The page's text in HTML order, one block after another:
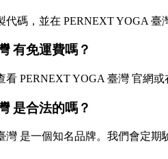
碼，並在 PERNEXT YOGA 臺
有免運費嗎？
PERNEXT YOGA 臺灣 官網或
是合法的嗎？
灣 是一個知名品牌。我們會定期